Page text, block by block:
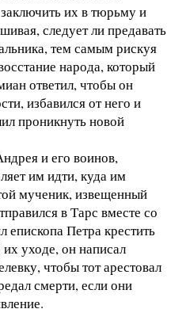
их в тюрьму и
следует ли предавать
тем самым рискуя
народа, который
ответил, чтобы он
избавился от него и
проникнуть новой
и его воинов,
им идти, куда им
мученик, извещенный
в Тарс вместе со
Петра крестить
уходе, он написал
чтобы тот арестовал
смерти, если они